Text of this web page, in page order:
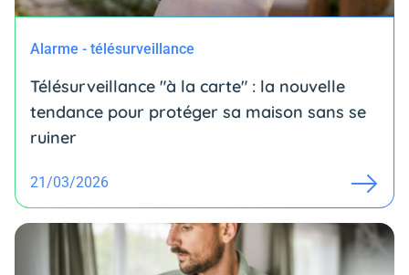
Alarme - télésurveillance
Télésurveillance "à la carte" : la nouvelle
tendance pour protéger sa maison sans se
ruiner
21/03/2026